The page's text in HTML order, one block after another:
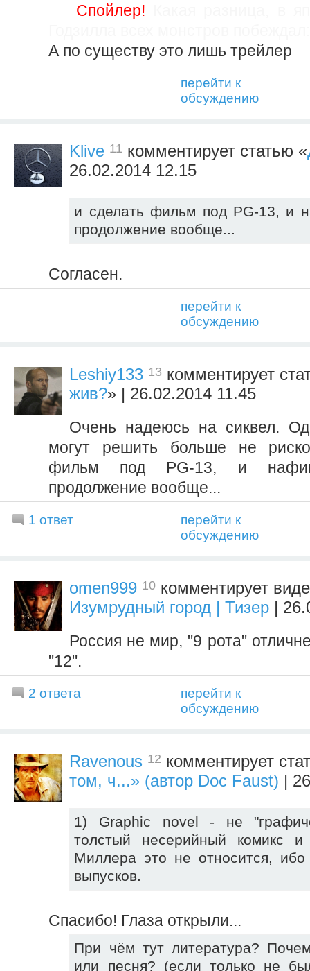
Спойлер!
А по существу это лишь трейлер
перейти к
обсуждению
Klive 11 комментирует статью «
26.02.2014 12.15
и сделать фильм под PG-13, и
продолжение вообще...
Согласен.
перейти к
обсуждению
Leshiy133 13 комментирует
жив?» | 26.02.2014 11.45
Очень надеюсь на сиквел.
могут решить больше не
фильм под PG-13, и
продолжение вообще...
1 ответ
перейти к
обсуждению
omen999 10 комментирует
Изумрудный город | Тизер |
Россия не мир, "9 рота"
"12".
2 ответа
перейти к
обсуждению
Ravenous 12 комментирует
том, ч...» (автор Doc Faust) |
1) Graphic novel - не
толстый несерийный комикс
Миллера это не относится,
выпусков.
Спасибо! Глаза открыли...
При чём тут литература?
или песня? (если только не